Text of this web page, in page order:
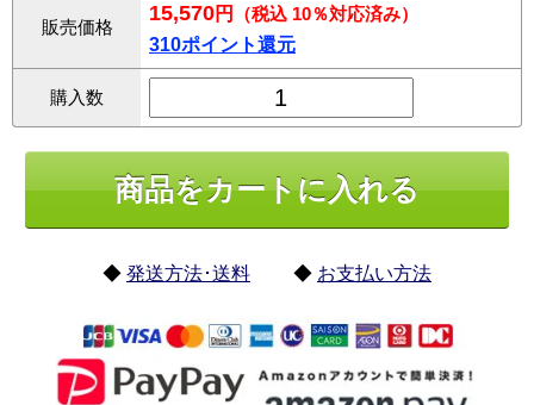
販売価格
15,570円
（税込 10％対応済み）
310ポイント還元
購入数
◆ 発送方法･送料 ◆ お支払い方法